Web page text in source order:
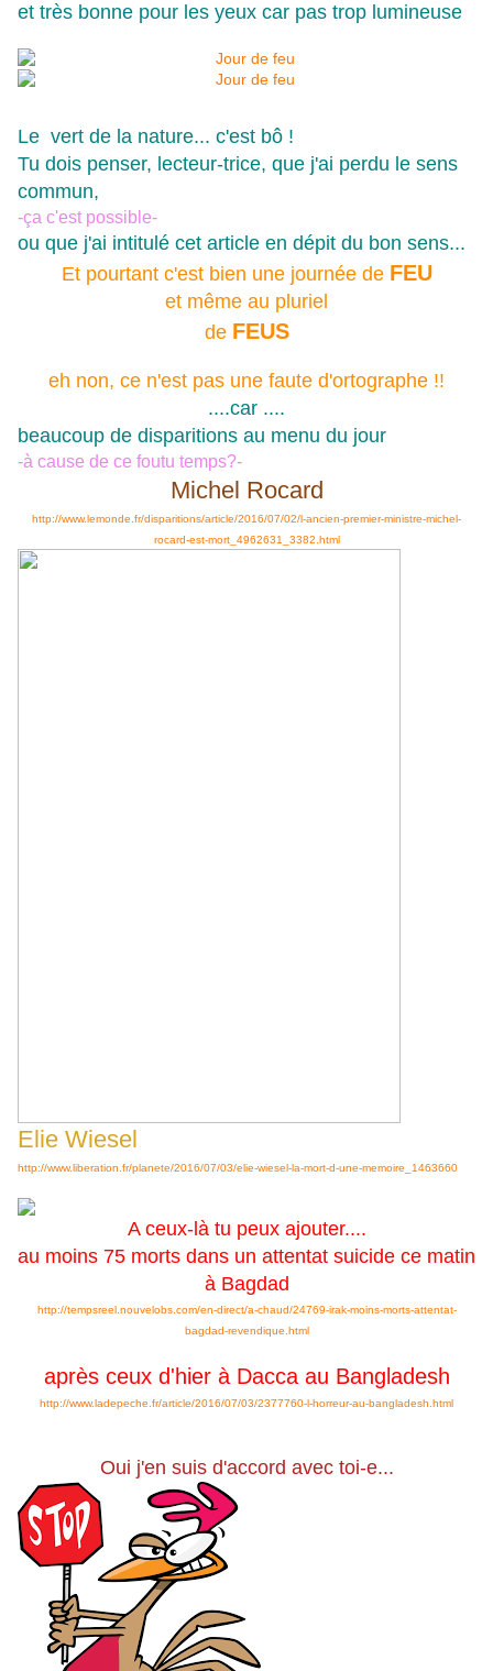
et très bonne pour les yeux car pas trop lumineuse
Le vert de la nature... c'est bô !
Tu dois penser, lecteur-trice, que j'ai perdu le sens
commun,
-ça c'est possible-
ou que j'ai intitulé cet article en dépit du bon sens...
Et pourtant c'est bien une journée de FEU
et même au pluriel
de FEUS
eh non, ce n'est pas une faute d'ortographe !!
....car ....
beaucoup de disparitions au menu du jour
-à cause de ce foutu temps?-
Michel Rocard
http://www.lemonde.fr/disparitions/article/2016/07/02/l-ancien-premier-ministre-michel-
rocard-est-mort_4962631_3382.html
Elie Wiesel
http://www.liberation.fr/planete/2016/07/03/elie-wiesel-la-mort-d-une-memoire_1463660
A ceux-là tu peux ajouter....
au moins 75 morts dans un attentat suicide ce matin
à Bagdad
http://tempsreel.nouvelobs.com/en-direct/a-chaud/24769-irak-moins-morts-attentat-
bagdad-revendique.html
après ceux d'hier à Dacca au Bangladesh
http://www.ladepeche.fr/article/2016/07/03/2377760-l-horreur-au-bangladesh.html
Oui j'en suis d'accord avec toi-e...